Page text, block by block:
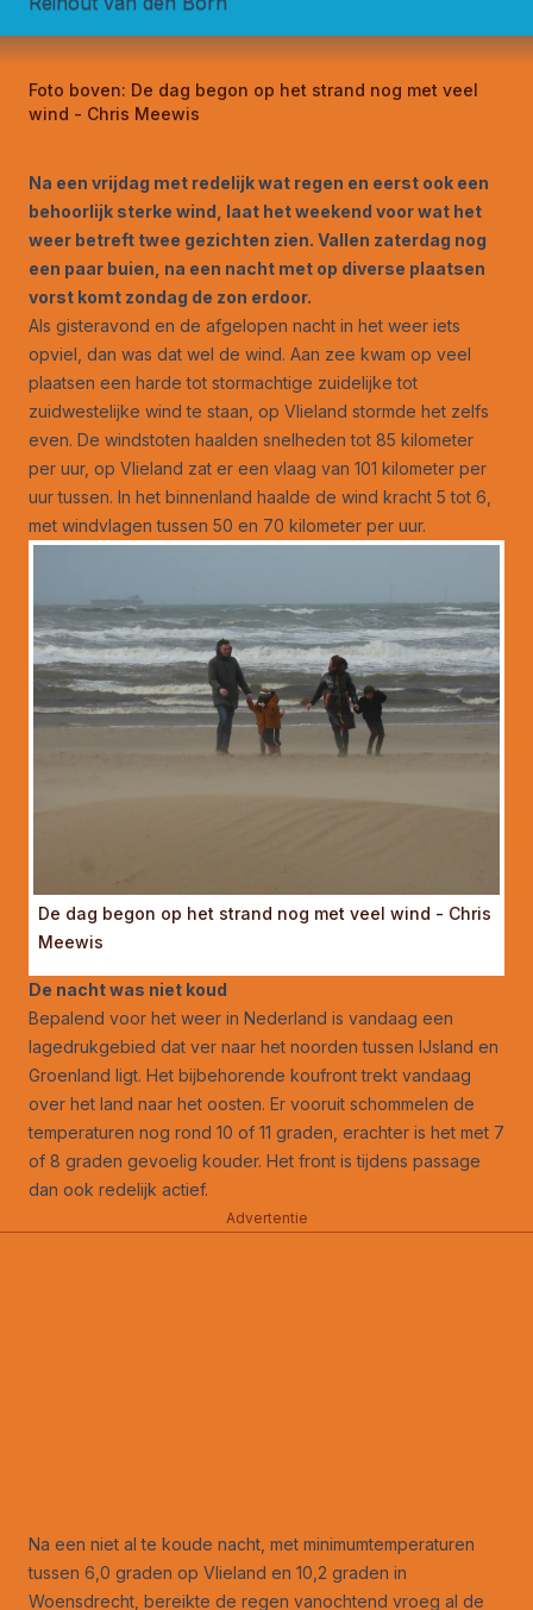
Foto boven: De dag begon op het strand nog met veel
wind - Chris Meewis
Na een vrijdag met redelijk wat regen en eerst ook een
behoorlijk sterke wind, laat het weekend voor wat het
weer betreft twee gezichten zien. Vallen zaterdag nog
een paar buien, na een nacht met op diverse plaatsen
vorst komt zondag de zon erdoor.
Als gisteravond en de afgelopen nacht in het weer iets
opviel, dan was dat wel de wind. Aan zee kwam op veel
plaatsen een harde tot stormachtige zuidelijke tot
zuidwestelijke wind te staan, op Vlieland stormde het zelfs
even. De windstoten haalden snelheden tot 85 kilometer
per uur, op Vlieland zat er een vlaag van 101 kilometer per
uur tussen. In het binnenland haalde de wind kracht 5 tot 6,
met windvlagen tussen 50 en 70 kilometer per uur.
De dag begon op het strand nog met veel wind - Chris
Meewis
De nacht was niet koud
Bepalend voor het weer in Nederland is vandaag een
lagedrukgebied dat ver naar het noorden tussen IJsland en
Groenland ligt. Het bijbehorende koufront trekt vandaag
over het land naar het oosten. Er vooruit schommelen de
temperaturen nog rond 10 of 11 graden, erachter is het met 7
of 8 graden gevoelig kouder. Het front is tijdens passage
dan ook redelijk actief.
Advertentie
Na een niet al te koude nacht, met minimumtemperaturen
tussen 6,0 graden op Vlieland en 10,2 graden in
Woensdrecht, bereikte de regen vanochtend vroeg al de